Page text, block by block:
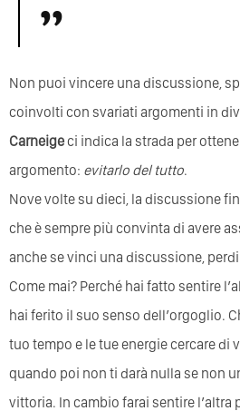
Non puoi vincere una discussione,
coinvolti con svariati argomenti in
Carneigeci indica la strada per
argomento: evitarlo del tutto.
Nove volte su dieci, la discussione
che è sempre più convinta di avere
anche se vinci una discussione,
Come mai? Perché hai fatto sentire
hai ferito il suo senso dell’orgoglio.
tuo tempo e le tue energie cercare di
quando poi non ti darà nulla se non
vittoria. In cambio farai sentire l’altra